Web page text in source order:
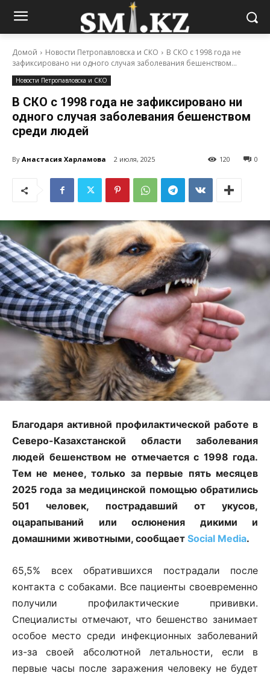
Домой Новости Петропавловска и СКО
В СКО с 1998 года не
зафиксировано ни одного случая заболевания бешенством...
Новости Петропавловска и СКО
В СКО с 1998 года не зафиксировано ни
одного случая заболевания бешенством
среди людей
By Анастасия Харламова 2 июля, 2025 0
120
Благодаря активной профилактической работе в
Северо-Казахстанской области заболевания
людей бешенством не отмечается с 1998 года.
Тем не менее, только за первые пять месяцев
2025 года за медицинской помощью обратились
501 человек, пострадавший от укусов,
оцарапываний или ослюнения дикими и
домашними животными, сообщает Social Media.
65,5% всех обратившихся пострадали после
контакта с собаками. Все пациенты своевременно
получили профилактические прививки.
Специалисты отмечают, что бешенство занимает
особое место среди инфекционных заболеваний
из-за своей абсолютной летальности, если в
первые часы после заражения человеку не будет